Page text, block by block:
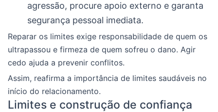
agressão, procure apoio externo e garanta
segurança pessoal imediata.
Reparar os limites exige responsabilidade de quem os
ultrapassou e firmeza de quem sofreu o dano. Agir
cedo ajuda a prevenir conflitos.
Assim, reafirma a importância de limites saudáveis no
início do relacionamento.
Limites e construção de confiança